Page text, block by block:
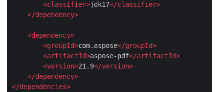
<classifier>jdk17</classifier>
</dependency>
<dependency>
<groupId>com.aspose</groupId>
<artifactId>aspose-pdf</artifactId>
<version>21.9</version>
</dependency>
</dependencies>